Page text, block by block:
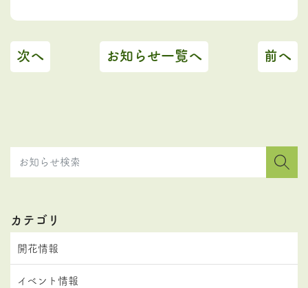
次へ お知らせ一覧へ 前へ
カテゴリ
開花情報
イベント情報